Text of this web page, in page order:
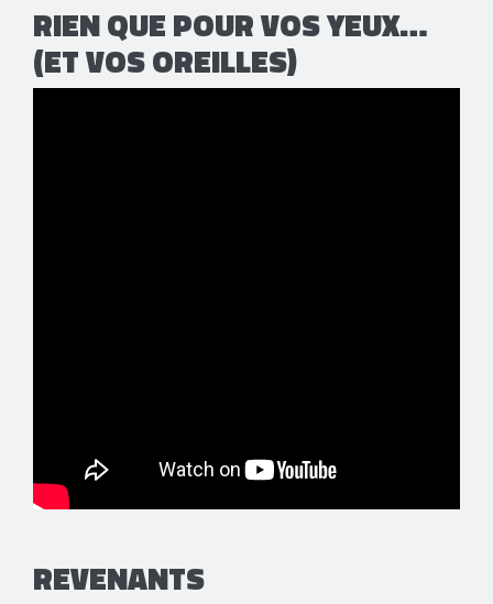
RIEN QUE POUR VOS YEUX…
(ET VOS OREILLES)
REVENANTS